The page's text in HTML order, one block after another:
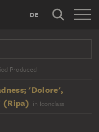
DE
Produced
'Dolore',
(Ripa) in Iconclass